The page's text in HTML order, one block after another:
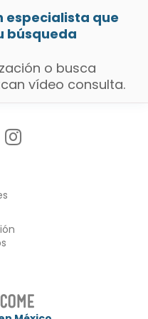
especialista que
búsqueda
o busca
vídeo consulta.